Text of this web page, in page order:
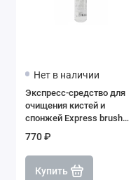
Нет в наличии
Экспресс-средство для
очищения кистей и
спонжей Express brush
770 ₽
Купить